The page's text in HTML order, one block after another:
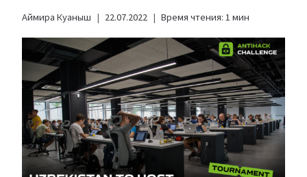
Аймира Куаныш 22.07.2022 Время чтения: 1 мин